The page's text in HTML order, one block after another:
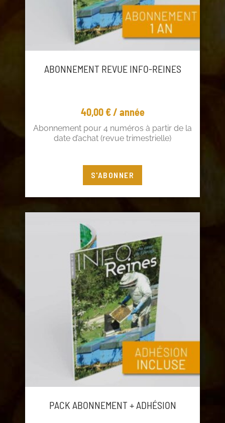
ABONNEMENT REVUE INFO-REINES
40,00€/ année
Abonnement pour 4 numéros à partir de la
date d’achat (revue trimestrielle)
Vous êtes adhérent ? Profitez de 5€ de
réduction !
S'ABONNER
PACK ABONNEMENT + ADHÉSION